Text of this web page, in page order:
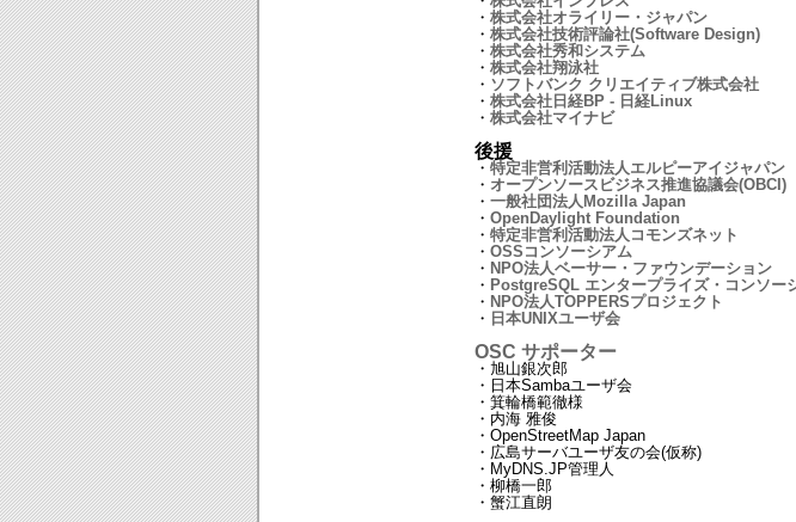
・ 株式会社オライリー・ジャパン
・ 株式会社技術評論社(Software Design)
・ 株式会社秀和システム
・ 株式会社翔泳社
・ ソフトバンク クリエイティブ株式会社
・ 株式会社日経BP - 日経Linux
・ 株式会社マイナビ
後援
・ 特定非営利活動法人エルピーアイジャパン
・ オープンソースビジネス推進協議会(OBCI)
・ 一般社団法人Mozilla Japan
・ OpenDaylight Foundation
・ 特定非営利活動法人コモンズネット
・ OSSコンソーシアム
・ NPO法人ベーサー・ファウンデーション
・ PostgreSQL エンタープライズ・コンソー
・ NPO法人TOPPERSプロジェクト
・ 日本UNIXユーザ会
OSC サポーター
・旭山銀次郎
・日本Sambaユーザ会
・箕輪橋範徹様
・内海 雅俊
・OpenStreetMap Japan
・広島サーバユーザ友の会(仮称)
・MyDNS.JP管理人
・柳橋一郎
・蟹江直朗